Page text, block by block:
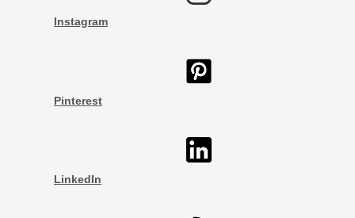
Instagram
Pinterest
LinkedIn